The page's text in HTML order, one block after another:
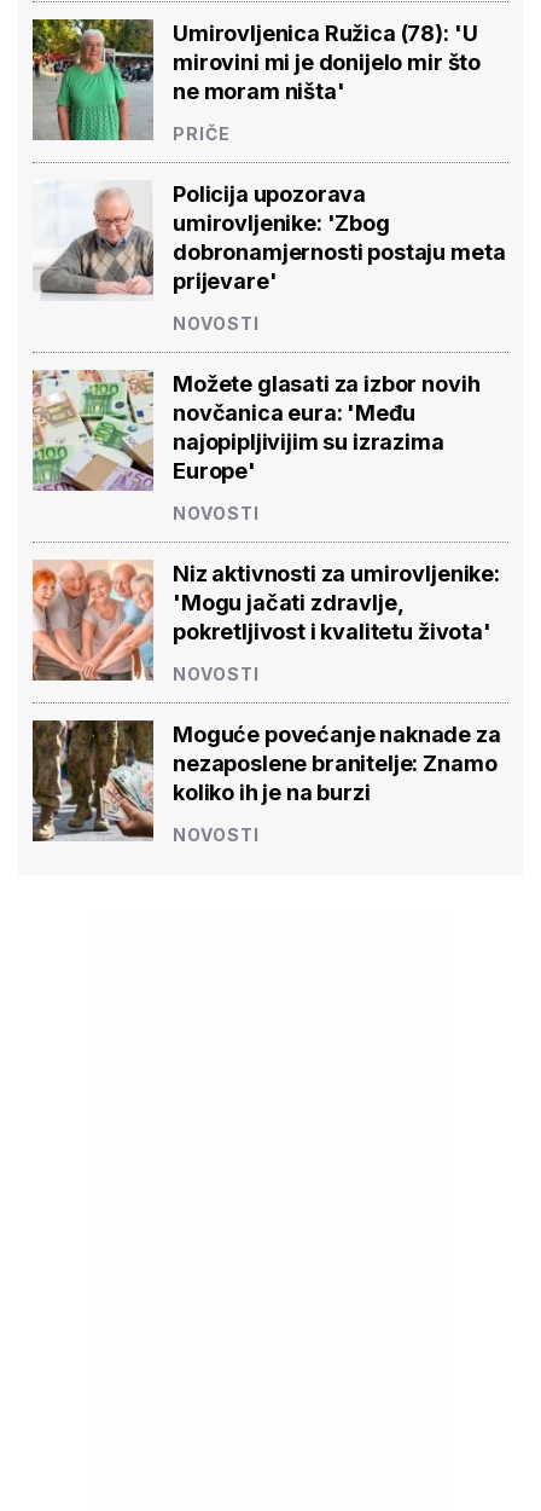
Umirovljenica Ružica (78): 'U
mirovini mi je donijelo mir što
ne moram ništa'
PRIČE
Policija upozorava
umirovljenike: 'Zbog
dobronamjernosti postaju meta
prijevare'
NOVOSTI
Možete glasati za izbor novih
novčanica eura: 'Među
najopipljivijim su izrazima
Europe'
NOVOSTI
Niz aktivnosti za umirovljenike:
'Mogu jačati zdravlje,
pokretljivost i kvalitetu života'
NOVOSTI
Moguće povećanje naknade za
nezaposlene branitelje: Znamo
koliko ih je na burzi
NOVOSTI